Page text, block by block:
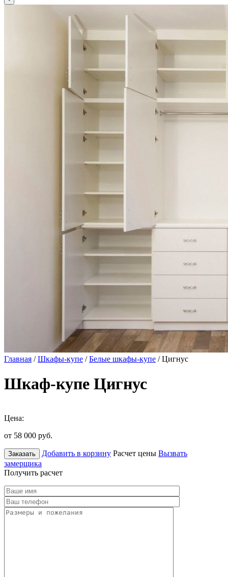
Главная /Шкафы-купе /Белые шкафы-купе / Цигнус
Шкаф-купе Цигнус
Цена:
от 58 000 руб.
Заказать Добавить в корзину Расчет цены Вызвать
замерщика
Получить расчет